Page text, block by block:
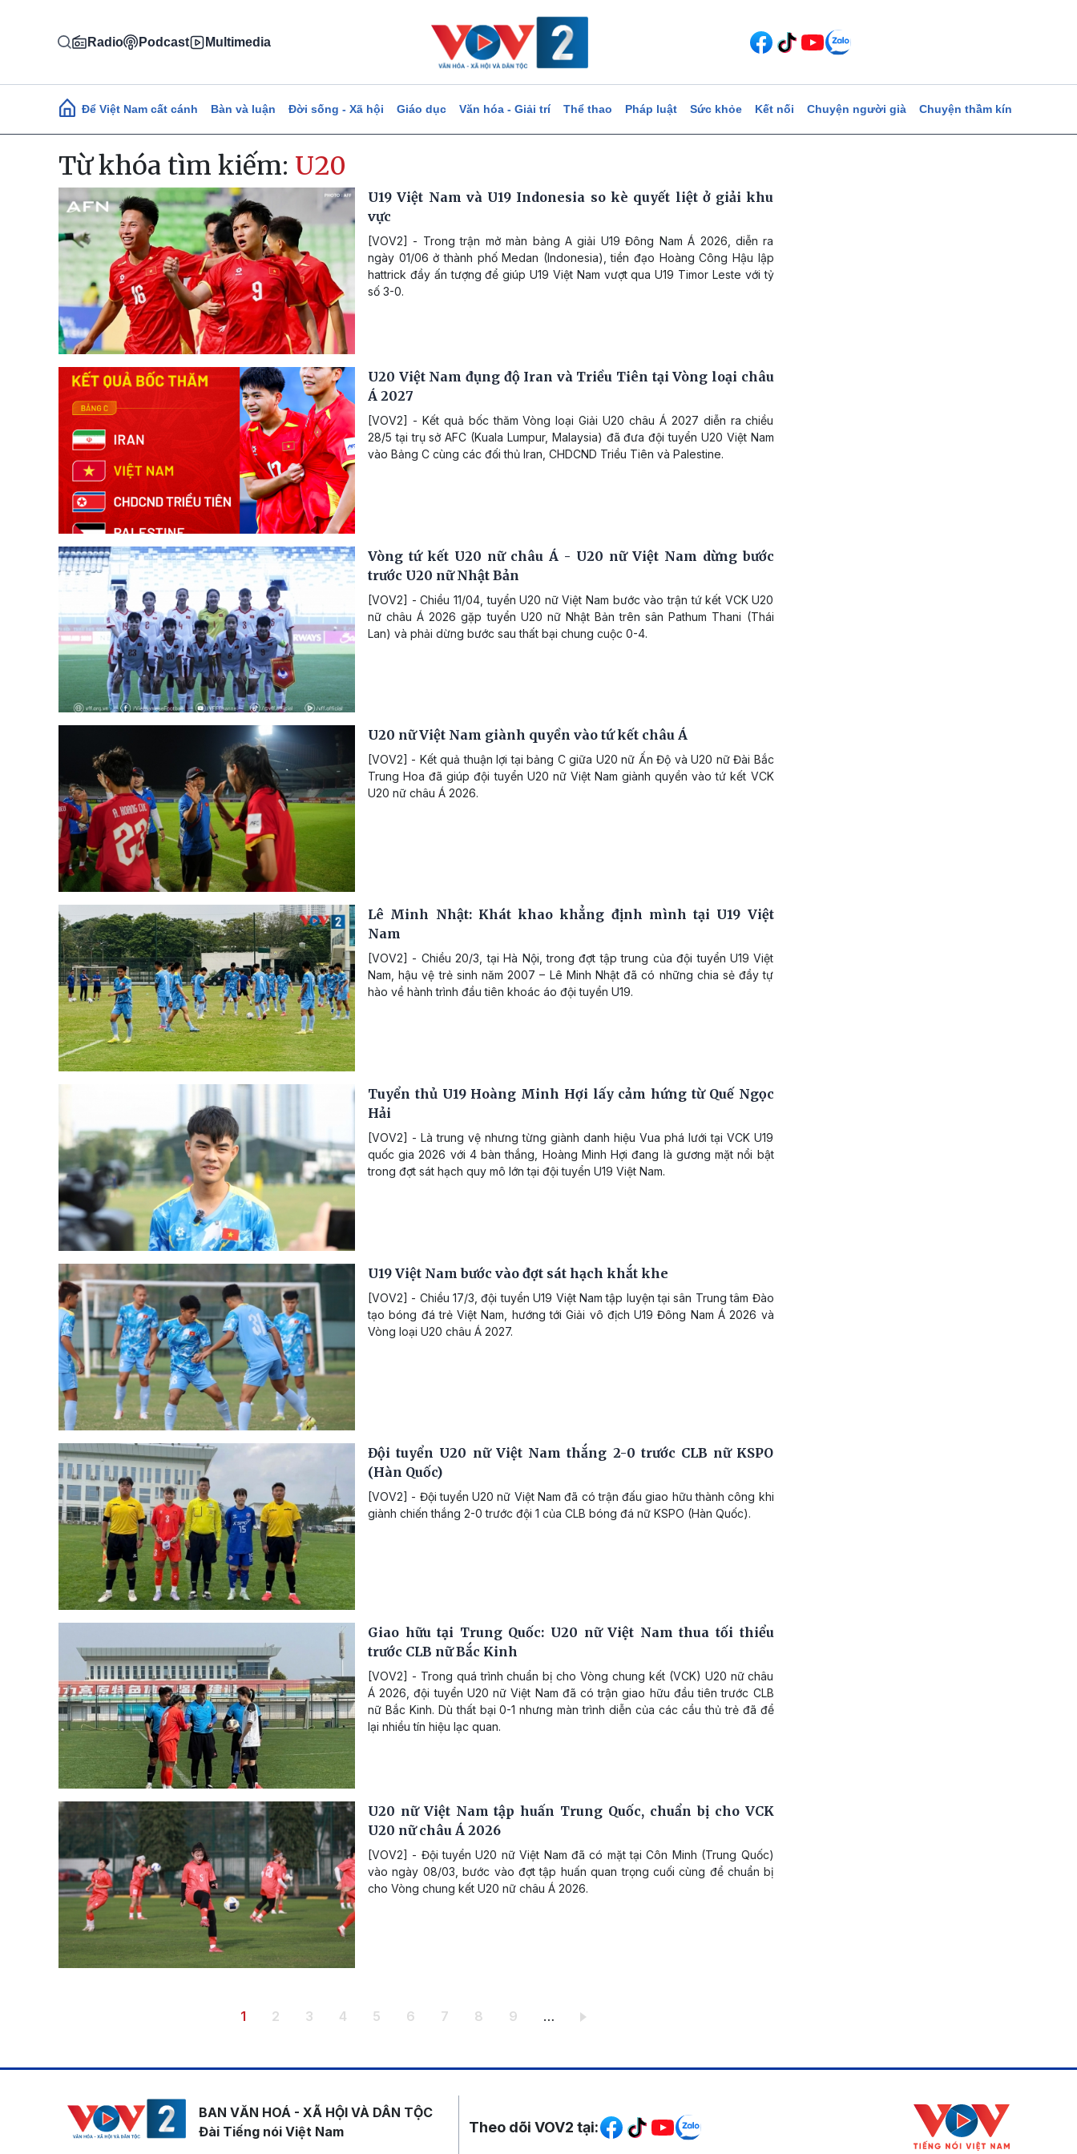
Radio Podcast Multimedia
Main navigation
Để Việt Nam cất cánh Bàn và luận Đời sống - Xã hội Giáo dục Văn hóa - Giải trí Thể thao Pháp luật Sức khỏe Kết nối Chuyện người già Chuyện thầm kín
Từ khóa tìm kiếm: U20
U19 Việt Nam và U19 Indonesia so kè quyết liệt ở giải khu
vực
[VOV2] - Trong trận mở màn bảng A giải U19 Đông Nam Á 2026, diễn ra
ngày 01/06 ở thành phố Medan (Indonesia), tiền đạo Hoàng Công Hậu lập
hattrick đầy ấn tượng để giúp U19 Việt Nam vượt qua U19 Timor Leste với tỷ
số 3-0.
U20 Việt Nam đụng độ Iran và Triều Tiên tại Vòng loại châu
Á 2027
[VOV2] - Kết quả bốc thăm Vòng loại Giải U20 châu Á 2027 diễn ra chiều
28/5 tại trụ sở AFC (Kuala Lumpur, Malaysia) đã đưa đội tuyển U20 Việt Nam
vào Bảng C cùng các đối thủ Iran, CHDCND Triều Tiên và Palestine.
Vòng tứ kết U20 nữ châu Á - U20 nữ Việt Nam dừng bước
trước U20 nữ Nhật Bản
[VOV2] - Chiều 11/04, tuyển U20 nữ Việt Nam bước vào trận tứ kết VCK U20
nữ châu Á 2026 gặp tuyển U20 nữ Nhật Bản trên sân Pathum Thani (Thái
Lan) và phải dừng bước sau thất bại chung cuộc 0-4.
U20 nữ Việt Nam giành quyền vào tứ kết châu Á
[VOV2] - Kết quả thuận lợi tại bảng C giữa U20 nữ Ấn Độ và U20 nữ Đài Bắc
Trung Hoa đã giúp đội tuyển U20 nữ Việt Nam giành quyền vào tứ kết VCK
U20 nữ châu Á 2026.
Lê Minh Nhật: Khát khao khẳng định mình tại U19 Việt
Nam
[VOV2] - Chiều 20/3, tại Hà Nội, trong đợt tập trung của đội tuyển U19 Việt
Nam, hậu vệ trẻ sinh năm 2007 – Lê Minh Nhật đã có những chia sẻ đầy tự
hào về hành trình đầu tiên khoác áo đội tuyển U19.
Tuyển thủ U19 Hoàng Minh Hợi lấy cảm hứng từ Quế Ngọc
Hải
[VOV2] - Là trung vệ nhưng từng giành danh hiệu Vua phá lưới tại VCK U19
quốc gia 2026 với 4 bàn thắng, Hoàng Minh Hợi đang là gương mặt nổi bật
trong đợt sát hạch quy mô lớn tại đội tuyển U19 Việt Nam.
U19 Việt Nam bước vào đợt sát hạch khắt khe
[VOV2] - Chiều 17/3, đội tuyển U19 Việt Nam tập luyện tại sân Trung tâm Đào
tạo bóng đá trẻ Việt Nam, hướng tới Giải vô địch U19 Đông Nam Á 2026 và
Vòng loại U20 châu Á 2027.
Đội tuyển U20 nữ Việt Nam thắng 2-0 trước CLB nữ KSPO
(Hàn Quốc)
[VOV2] - Đội tuyển U20 nữ Việt Nam đã có trận đấu giao hữu thành công khi
giành chiến thắng 2-0 trước đội 1 của CLB bóng đá nữ KSPO (Hàn Quốc).
Giao hữu tại Trung Quốc: U20 nữ Việt Nam thua tối thiểu
trước CLB nữ Bắc Kinh
[VOV2] - Trong quá trình chuẩn bị cho Vòng chung kết (VCK) U20 nữ châu
Á 2026, đội tuyển U20 nữ Việt Nam đã có trận giao hữu đầu tiên trước CLB
nữ Bắc Kinh. Dù thất bại 0-1 nhưng màn trình diễn của các cầu thủ trẻ đã để
lại nhiều tín hiệu lạc quan.
U20 nữ Việt Nam tập huấn Trung Quốc, chuẩn bị cho VCK
U20 nữ châu Á 2026
[VOV2] - Đội tuyển U20 nữ Việt Nam đã có mặt tại Côn Minh (Trung Quốc)
vào ngày 08/03, bước vào đợt tập huấn quan trọng cuối cùng để chuẩn bị
cho Vòng chung kết U20 nữ châu Á 2026.
Trang hiện thời
1 Trang
2 Trang
3 Trang
4 Trang
5 Trang
6 Trang
7 Trang
8 Trang
9 …
BAN VĂN HOÁ - XÃ HỘI VÀ DÂN TỘC
Đài Tiếng nói Việt Nam
Mạng xã hội
Theo dõi VOV2 tại: